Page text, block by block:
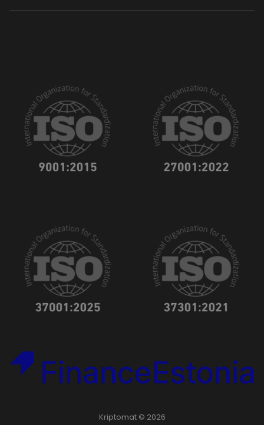
Kriptomat © 2026